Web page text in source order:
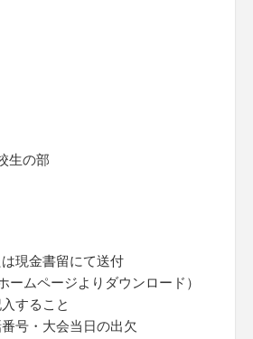
生の部
現金書留にて送付
ームページよりダウンロード）
すること
号・大会当日の出欠